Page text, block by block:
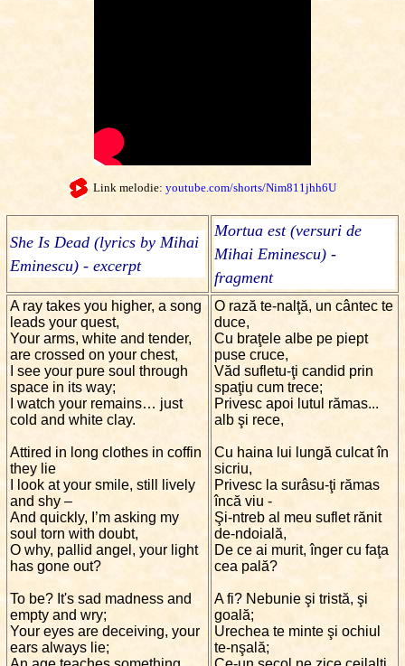
Link melodie: youtube.com/shorts/Nim811jhh6U
She Is Dead (lyrics by Mihai
Eminescu) - excerpt
Mortua est (versuri de
Mihai Eminescu) -
fragment
A ray takes you higher, a song
leads your quest,
Your arms, white and tender,
are crossed on your chest,
I see your pure soul through
space in its way;
I watch your remains… just
cold and white clay.
Attired in long clothes in coffin
they lie
I look at your smile, still lively
and shy –
And quickly, I’m asking my
soul torn with doubt,
O why, pallid angel, your light
has gone out?
To be? It's sad madness and
empty and wry;
Your eyes are deceiving, your
ears always lie;
O rază te-nalţă, un cântec te
duce,
Cu braţele albe pe piept
puse cruce,
Văd sufletu-ţi candid prin
spaţiu cum trece;
Privesc apoi lutul rămas...
alb şi rece,
Cu haina lui lungă culcat în
sicriu,
Privesc la surâsu-ţi rămas
încă viu -
Şi-ntreb al meu suflet rănit
de-ndoială,
De ce ai murit, înger cu faţa
cea pală?
A fi? Nebunie şi tristă, şi
goală;
Urechea te minte şi ochiul
te-nşală;